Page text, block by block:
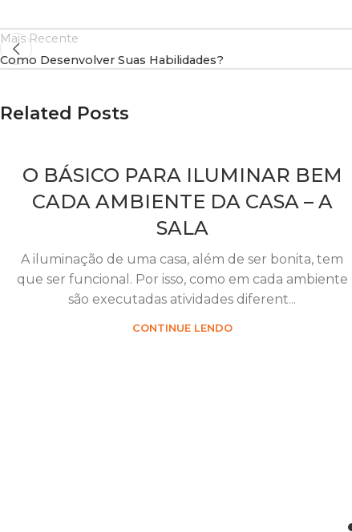
Mais Recente
Como Desenvolver Suas Habilidades?
Related Posts
O BÁSICO PARA ILUMINAR BEM
CADA AMBIENTE DA CASA – A
SALA
A iluminação de uma casa, além de ser bonita, tem
que ser funcional. Por isso, como em cada ambiente
são executadas atividades diferent...
CONTINUE LENDO